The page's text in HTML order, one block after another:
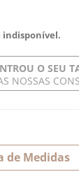
indisponível.
O SEU
NOSSAS
de Medidas